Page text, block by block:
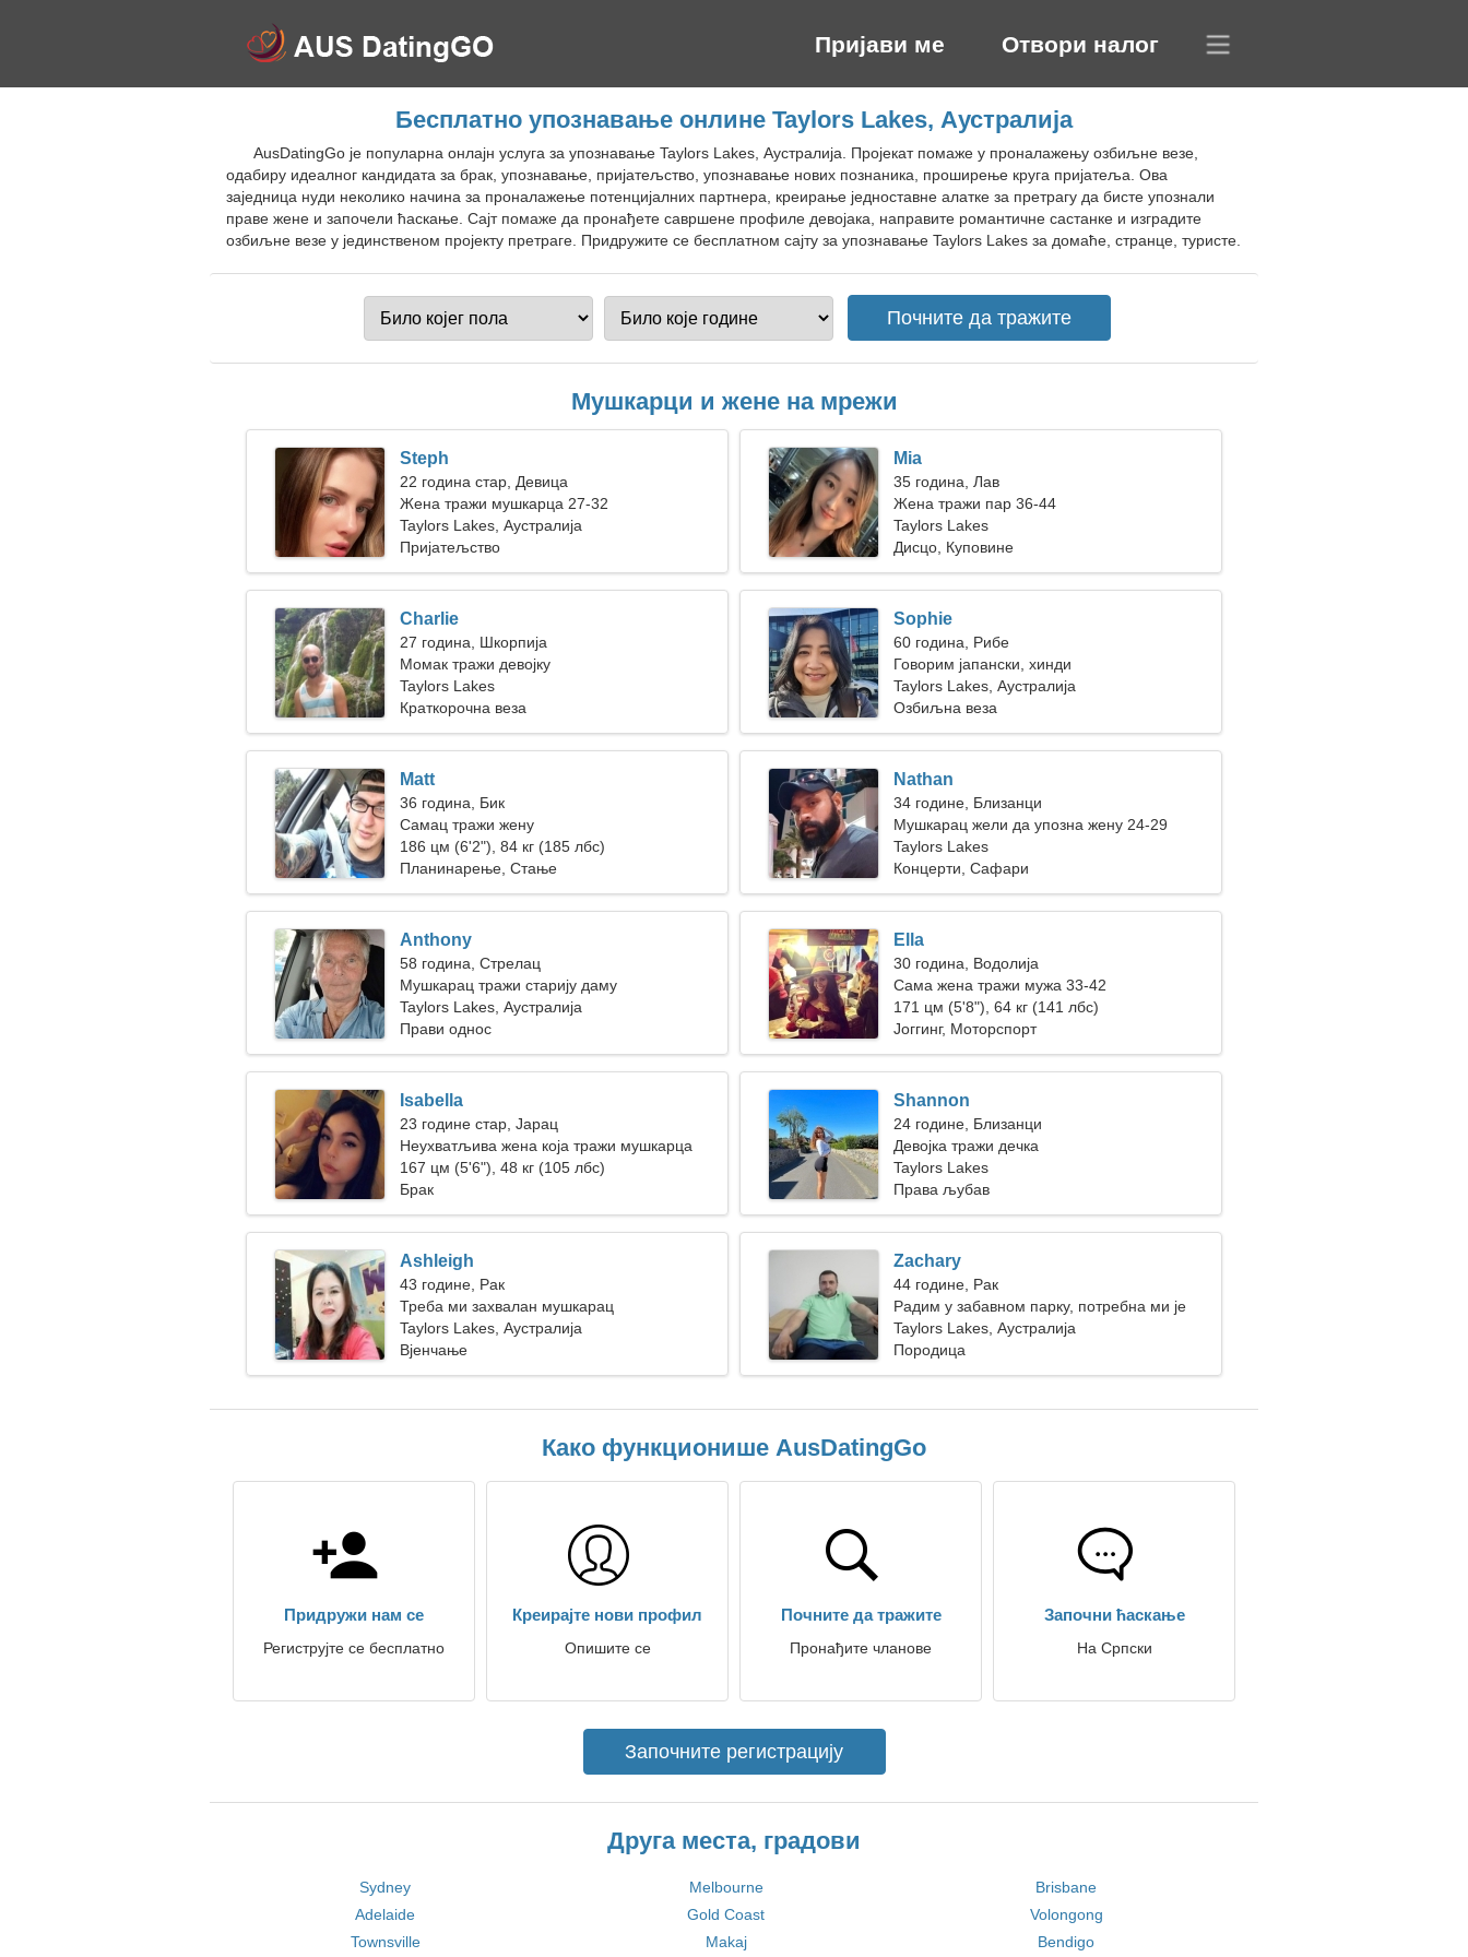
Пријави ме Отвори налог
Бесплатно упознавање онлине Taylors Lakes, Аустралија
AusDatingGo је популарна онлајн услуга за упознавање Taylors Lakes, Аустралија. Пројекат помаже у проналажењу озбиљне везе,
одабиру идеалног кандидата за брак, упознавање, пријатељство, упознавање нових познаника, проширење круга пријатеља. Ова
заједница нуди неколико начина за проналажење потенцијалних партнера, креирање једноставне алатке за претрагу да бисте упознали
праве жене и започели ћаскање. Сајт помаже да пронађете савршене профиле девојака, направите романтичне састанке и изградите
озбиљне везе у јединственом пројекту претраге. Придружите се бесплатном сајту за упознавање Taylors Lakes за домаће, странце, туристе.
Мушкарци и жене на мрежи
Steph
22 година стар, Девица
Жена тражи мушкарца 27-32
Taylors Lakes, Аустралија
Пријатељство
Mia
35 година, Лав
Жена тражи пар 36-44
Taylors Lakes
Дисцо, Куповине
Charlie
27 година, Шкорпија
Момак тражи девојку
Taylors Lakes
Краткорочна веза
Sophie
60 година, Рибе
Говорим јапански, хинди
Taylors Lakes, Аустралија
Озбиљна веза
Matt
36 година, Бик
Самац тражи жену
186 цм (6'2"), 84 кг (185 лбс)
Планинарење, Стање
Nathan
34 године, Близанци
Мушкарац жели да упозна жену 24-29
Taylors Lakes
Концерти, Сафари
Anthony
58 година, Стрелац
Мушкарац тражи старију даму
Taylors Lakes, Аустралија
Прави однос
Ella
30 година, Водолија
Сама жена тражи мужа 33-42
171 цм (5'8"), 64 кг (141 лбс)
Јоггинг, Моторспорт
Isabella
23 године стар, Јарац
Неухватљива жена која тражи мушкарца
167 цм (5'6"), 48 кг (105 лбс)
Брак
Shannon
24 године, Близанци
Девојка тражи дечка
Taylors Lakes
Права љубав
Ashleigh
43 године, Рак
Треба ми захвалан мушкарац
Taylors Lakes, Аустралија
Вјенчање
Zachary
44 године, Рак
Радим у забавном парку, потребна ми је
привлачна жена
Taylors Lakes, Аустралија
Породица
Како функционише AusDatingGo
Придружи нам се
Региструјте се бесплатно
Креирајте нови профил
Опишите се
Почните да тражите
Пронађите чланове
Започни ћаскање
На Српски
Започните регистрацију
Друга места, градови
Sydney Melbourne
Brisbane
Adelaide
Gold Coast
Volongong
Townsville
Makaj Bendigo